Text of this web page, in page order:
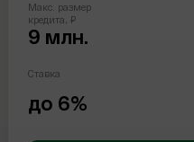
Макс. размер
кредита, ₽
9 млн.
Ставка
до 6%